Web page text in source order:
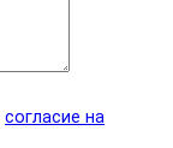
согласие на